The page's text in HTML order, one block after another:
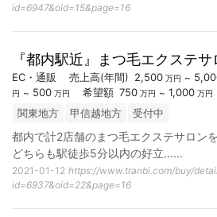
id=6947&oid=15&page=16
『都内駅近』まつ毛エクステサ
EC・通販 売上高(年間) 2,500 万円 ~
円 ~ 500 万円 希望額 750 万円 ~ 1,000 万円
関東地方 甲信越地方 受付中
都内で計2店舗のまつ毛エクステサロン
どちらも駅徒歩5分以内の好立......
2021-01-12 https://www.tranbi.com/buy/
id=6937&oid=22&page=16